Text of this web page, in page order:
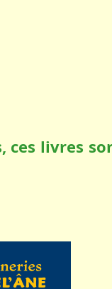
ces livres